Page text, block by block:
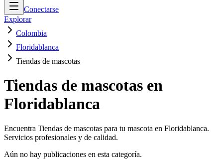
Conectarse
Explorar
Colombia
Floridablanca
Tiendas de mascotas
Tiendas de mascotas en
Floridablanca
Encuentra Tiendas de mascotas para tu mascota en Floridablanca.
Servicios profesionales y de calidad.
Aún no hay publicaciones en esta categoría.